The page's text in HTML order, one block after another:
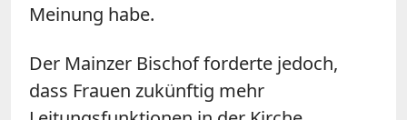
Meinung habe.
Der Mainzer Bischof forderte jedoch,
dass Frauen zukünftig mehr